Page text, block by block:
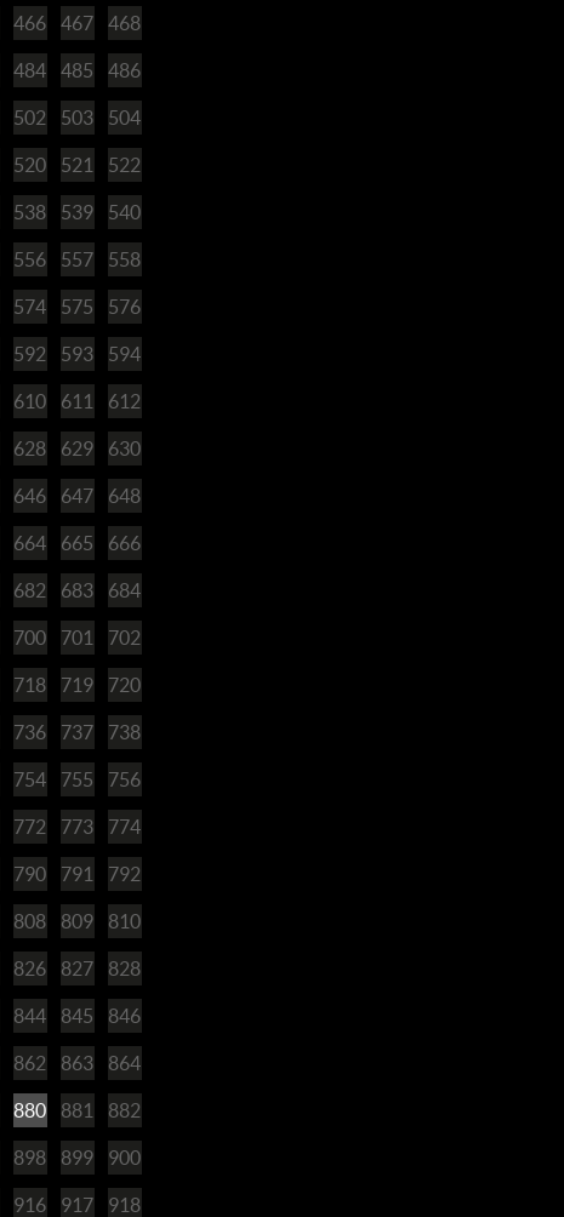
466 467 468
484 485 486
502 503 504
520 521 522
538 539 540
556 557 558
574 575 576
592 593 594
610 611 612
628 629 630
646 647 648
664 665 666
682 683 684
700 701 702
718 719 720
736 737 738
754 755 756
772 773 774
790 791 792
808 809 810
826 827 828
844 845 846
862 863 864
880 881 882
898 899 900
916 917 918